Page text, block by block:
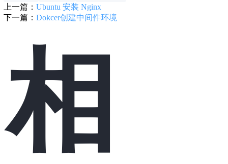
上一篇： Ubuntu 安装 Nginx
下一篇： Dokcer创建中间件环境
相